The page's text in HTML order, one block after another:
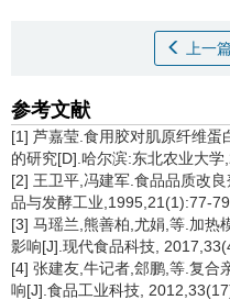
上一
参考文献
[1] 芦嘉莹.食用胶对肌原纤维蛋
的研究[D].哈尔滨:东北农业大学
[2] 王卫平,冯建军.食品品质改
品与发酵工业,1995,21(1):77-79.
[3] 马瑶兰,熊善柏,尤娟,等.加热
影响[J].现代食品科技,
[4] 张建友,牛记者,郐鹏,等.复合
响[J].食品工业科技,